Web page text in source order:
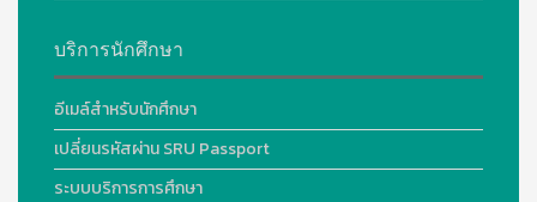
บริการนักศึกษา
อีเมล์สำหรับนักศึกษา
เปลี่ยนรหัสผ่าน SRU Passport
ระบบบริการการศึกษา